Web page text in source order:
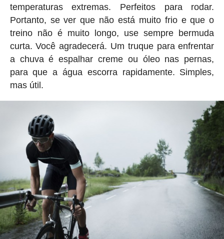
temperaturas extremas. Perfeitos para rodar.
Portanto, se ver que não está muito frio e que o
treino não é muito longo, use sempre bermuda
curta. Você agradecerá. Um truque para enfrentar
a chuva é espalhar creme ou óleo nas pernas,
para que a água escorra rapidamente. Simples,
mas útil.